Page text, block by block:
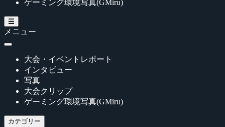
ゲーミング環境写真(GMiru)
メニュー
大会・イベントレポート
インタビュー
写真
大会クリップ
ゲーミング環境写真(GMiru)
カテゴリー